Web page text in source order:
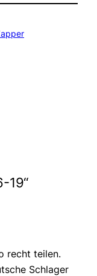
19“
recht teilen.
Schlager